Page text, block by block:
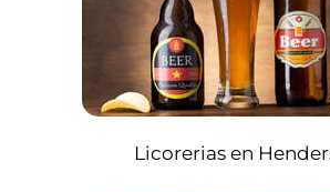
Licorerias en